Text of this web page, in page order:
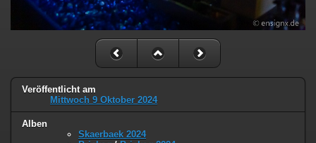
Veröffentlicht am
Mittwoch 9 Oktober 2024
Alben
Skaerbaek 2024